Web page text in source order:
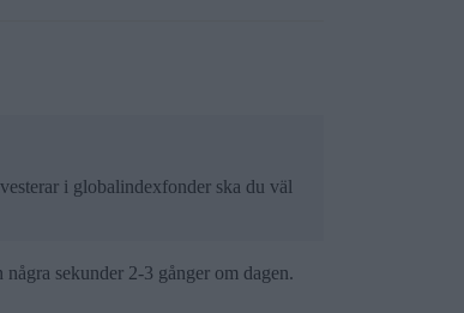
i globalindexfonder ska du väl
sekunder 2-3 gånger om dagen.